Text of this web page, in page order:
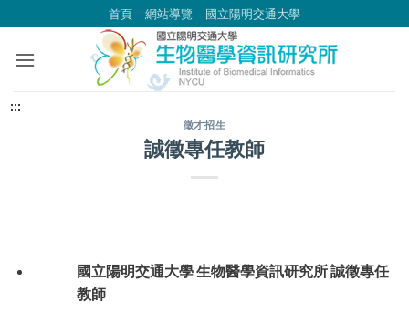
到
內
首頁 網站導覽 國立陽明交通大學
:::
徵才招生
誠徵專任教師
國立陽明交通大學 生物醫學資訊研究所 誠徵專任
教師